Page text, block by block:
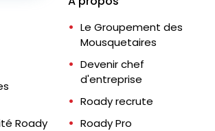
Roady
Le Groupement des
Mousquetaires
Devenir chef
d'entreprise
Roady recrute
Roady Pro